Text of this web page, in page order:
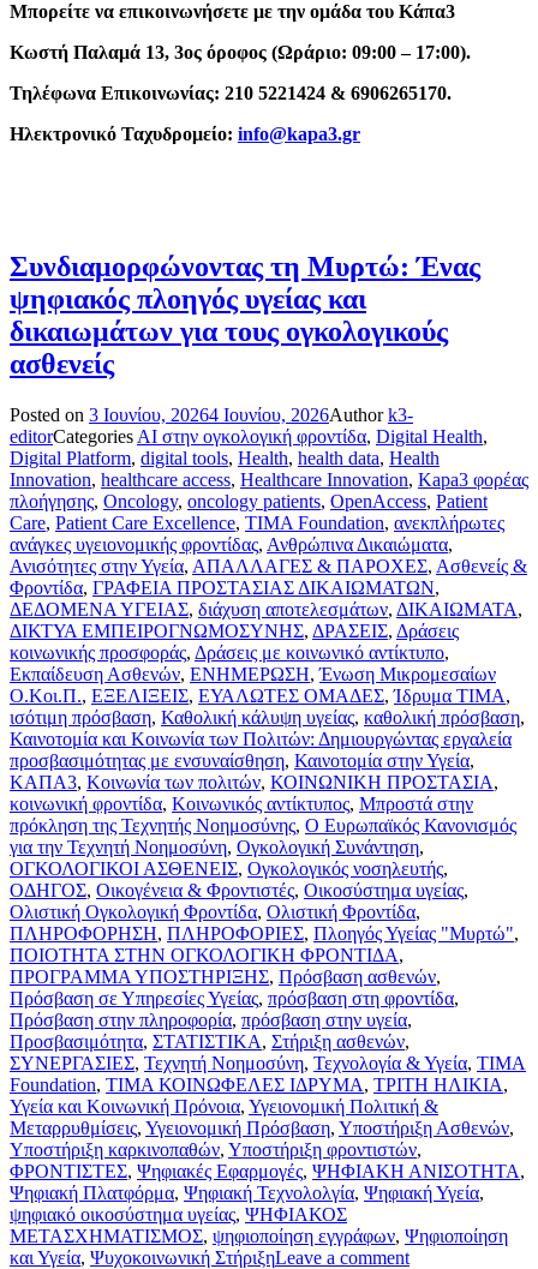
Μπορείτε να επικοινωνήσετε με την ομάδα του Κάπα3
Κωστή Παλαμά 13, 3ος όροφος (Ωράριο: 09:00 – 17:00).
Τηλέφωνα Επικοινωνίας: 210 5221424 & 6906265170.
Ηλεκτρονικό Ταχυδρομείο: info@kapa3.gr
Συνδιαμορφώνοντας τη Μυρτώ: Ένας
ψηφιακός πλοηγός υγείας και
δικαιωμάτων για τους ογκολογικούς
ασθενείς
Posted on 3 Ιουνίου, 20264 Ιουνίου, 2026Authork3-
editorCategories AI στην ογκολογική φροντίδα, Digital Health,
Digital Platform, digital tools, Health, health data, Health
Innovation, healthcare access, Healthcare Innovation, Kapa3 φορέας
πλοήγησης, Oncology, oncology patients, OpenAccess, Patient
Care, Patient Care Excellence, TIMA Foundation, ανεκπλήρωτες
ανάγκες υγειονομικής φροντίδας, Ανθρώπινα Δικαιώματα,
Ανισότητες στην Υγεία, ΑΠΑΛΛΑΓΕΣ & ΠΑΡΟΧΕΣ, Ασθενείς &
Φροντίδα, ΓΡΑΦΕΙΑ ΠΡΟΣΤΑΣΙΑΣ ΔΙΚΑΙΩΜΑΤΩΝ,
ΔΕΔΟΜΕΝΑ ΥΓΕΙΑΣ, διάχυση αποτελεσμάτων, ΔΙΚΑΙΩΜΑΤΑ,
ΔΙΚΤΥΑ ΕΜΠΕΙΡΟΓΝΩΜΟΣΥΝΗΣ, ΔΡΑΣΕΙΣ, Δράσεις
κοινωνικής προσφοράς, Δράσεις με κοινωνικό αντίκτυπο,
Εκπαίδευση Ασθενών, ΕΝΗΜΕΡΩΣΗ,Ένωση Μικρομεσαίων
Ο.Κοι.Π., ΕΞΕΛΙΞΕΙΣ, ΕΥΑΛΩΤΕΣ ΟΜΑΔΕΣ,Ίδρυμα ΤΙΜΑ,
ισότιμη πρόσβαση, Καθολική κάλυψη υγείας, καθολική πρόσβαση,
Καινοτομία και Κοινωνία των Πολιτών: Δημιουργώντας εργαλεία
προσβασιμότητας με ενσυναίσθηση, Καινοτομία στην Υγεία,
ΚΑΠΑ3, Κοινωνία των πολιτών, ΚΟΙΝΩΝΙΚΗ ΠΡΟΣΤΑΣΙΑ,
κοινωνική φροντίδα, Κοινωνικός αντίκτυπος, Μπροστά στην
πρόκληση της Τεχνητής Νοημοσύνης, Ο Ευρωπαϊκός Κανονισμός
για την Τεχνητή Νοημοσύνη, Ογκολογική Συνάντηση,
ΟΓΚΟΛΟΓΙΚΟΙ ΑΣΘΕΝΕΙΣ, Ογκολογικός νοσηλευτής,
ΟΔΗΓΟΣ, Οικογένεια & Φροντιστές, Οικοσύστημα υγείας,
Ολιστική Ογκολογική Φροντίδα, Ολιστική Φροντίδα,
ΠΛΗΡΟΦΟΡΗΣΗ, ΠΛΗΡΟΦΟΡΙΕΣ, Πλοηγός Υγείας "Μυρτώ",
ΠΟΙΟΤΗΤΑ ΣΤΗΝ ΟΓΚΟΛΟΓΙΚΗ ΦΡΟΝΤΙΔΑ,
ΠΡΟΓΡΑΜΜΑ ΥΠΟΣΤΗΡΙΞΗΣ, Πρόσβαση ασθενών,
Πρόσβαση σε Υπηρεσίες Υγείας, πρόσβαση στη φροντίδα,
Πρόσβαση στην πληροφορία, πρόσβαση στην υγεία,
Προσβασιμότητα, ΣΤΑΤΙΣΤΙΚΑ, Στήριξη ασθενών,
ΣΥΝΕΡΓΑΣΙΕΣ, Τεχνητή Νοημοσύνη, Τεχνολογία & Υγεία, ΤΙΜΑ
Foundation, ΤΙΜΑ ΚΟΙΝΩΦΕΛΕΣ ΙΔΡΥΜΑ, ΤΡΙΤΗ ΗΛΙΚΙΑ,
Υγεία και Κοινωνική Πρόνοια, Υγειονομική Πολιτική &
Μεταρρυθμίσεις, Υγειονομική Πρόσβαση, Υποστήριξη Ασθενών,
Υποστήριξη καρκινοπαθών, Υποστήριξη φροντιστών,
ΦΡΟΝΤΙΣΤΕΣ, Ψηφιακές Εφαρμογές, ΨΗΦΙΑΚΗ ΑΝΙΣΟΤΗΤΑ,
Ψηφιακή Πλατφόρμα, Ψηφιακή Τεχνολολγία, Ψηφιακή Υγεία,
ψηφιακό οικοσύστημα υγείας, ΨΗΦΙΑΚΟΣ
ΜΕΤΑΣΧΗΜΑΤΙΣΜΟΣ, ψηφιοποίηση εγγράφων, Ψηφιοποίηση
και Υγεία, Ψυχοκοινωνική ΣτήριξηLeave a comment